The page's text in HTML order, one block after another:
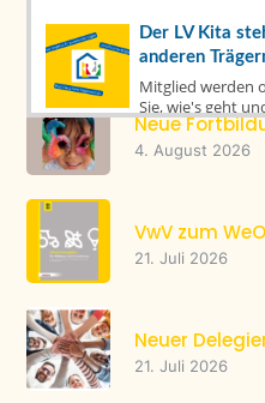
Letzte Artikel
Neue
4. August 2026
VwV zum
21. Juli 2026
Neuer
21. Juli 2026
Der LV Kita
anderen
Mitglied werden
Sie, wie's geht
Warenkorb
Veranstaltungsprogramm
Fachtag
der PH